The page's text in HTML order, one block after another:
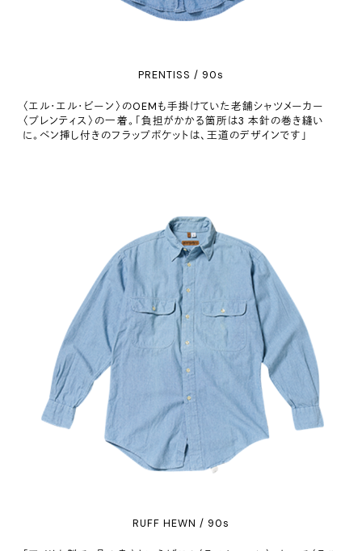
PRENTISS / 90s
〈エル・エル・ビーン〉のOEMも手掛けていた⽼舗シャツメーカー
〈プレンティス〉の一着。「負担がかかる箇所は3 本針の巻き縫い
に。ペン挿し付きのフラップポケットは、王道のデザインです」
RUFF HEWN / 90s